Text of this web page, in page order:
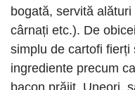
bogată, servită
cârnați etc.). De
simplu de cartofi
ingrediente precum
bacon prăjit. Uneori,